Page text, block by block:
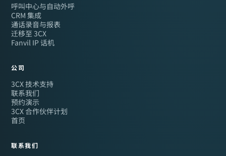
呼叫中心与自动外呼
CRM 集成
通话录音与报表
迁移至 3CX
Fanvil IP 话机
公司
3CX 技术支持
联系我们
预约演示
3CX 合作伙伴计划
首页
联系我们